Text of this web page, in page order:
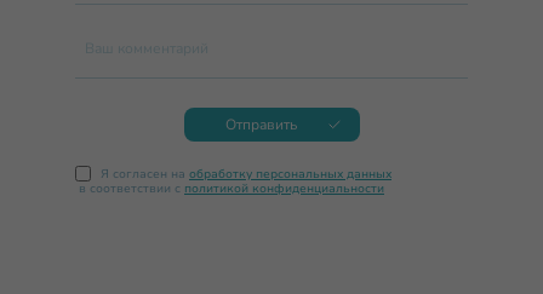
Ваш комментарий
Отправить
Я согласен на обработку персональных данных
в соответствии с политикой конфиденциальности